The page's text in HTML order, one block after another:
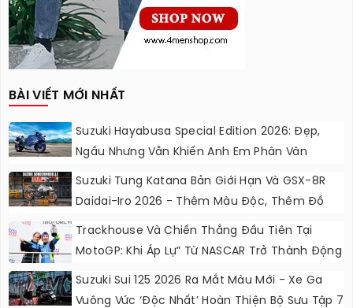
BÀI VIẾT MỚI NHẤT
Suzuki Hayabusa Special Edition 2026: Đẹp,
Ngầu Nhưng Vẫn Khiến Anh Em Phân Vân
Suzuki Tung Katana Bản Giới Hạn Và GSX-8R
Daidai-Iro 2026 - Thêm Màu Độc, Thêm Đồ
Chơi, Thêm Cá Tính
Trackhouse Và Chiến Thắng Đầu Tiên Tại
MotoGP: Khi Áp Lự” Từ NASCAR Trở Thành Động
Lực Ngọt Ngào
Suzuki Sui 125 2026 Ra Mắt Màu Mới - Xe Ga
Vuông Vức ‘độc Nhất’ Hoàn Thiện Bộ Sưu Tập 7